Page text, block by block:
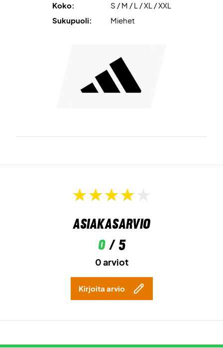
Hallitse kenttää tyylillä – hanki Adidas Club Climacool 3-
Koko:
S / M / L / XL / XXL
Sukupuoli:
Miehet
Asiakasarvio
0/ 5
0 arviot
Kirjoita arvio